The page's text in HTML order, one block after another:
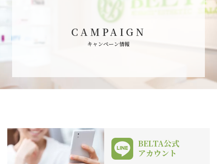
CAMPAIGN
キャンペーン情報
BELTA公式
アカウント